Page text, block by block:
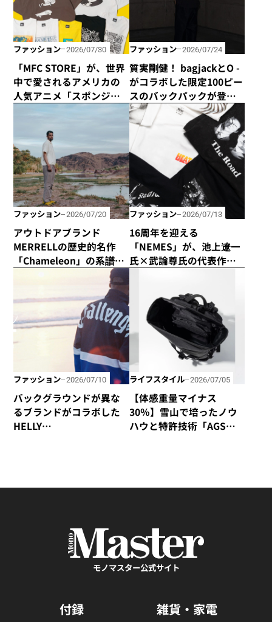
ファッション 2026/07/30
「MFC STORE」が、世界
中で愛されるアメリカの
人気アニメ「スポンジ・
ボブ」とコラボアイテム
ファッション 2026/07/24
質実剛健！ bagjackとO -
がコラボした限定100ピー
スのバックパックが登
場！
ファッション 2026/07/20
アウトドアブランド
MERRELLの歴史的名作
「Chameleon」の系譜を
受け継いだハイキング
シューズ「Cham Storm
Redux JP Gore-Tex®」が
新登場！
ファッション 2026/07/13
16周年を迎える
「NEMES」が、池上遼一
氏×武論尊氏の代表作
「HEAT -灼熱」とコラボ
アイテムを発売！
ファッション 2026/07/10
バックグラウンドが異な
るブランドがコラボした
HELLY
ライフスタイル 2026/07/05
【体感重量マイナス
30％】雪山で培ったノウ
ハウと特許技術「AGS」
モノマスター公式サイト
付録
雑貨・家電